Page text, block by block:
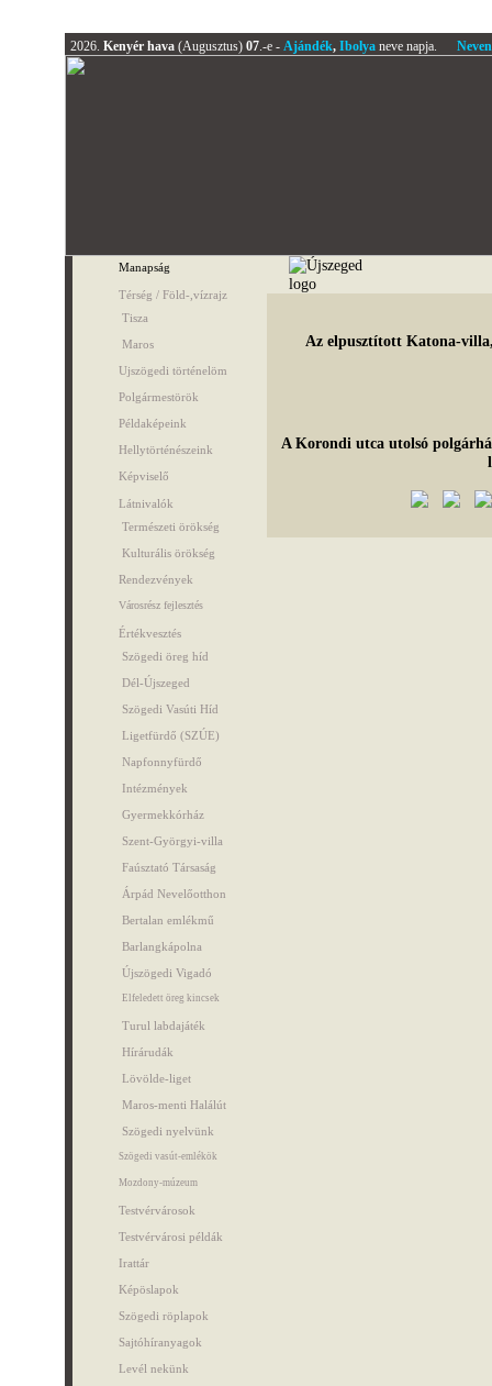
2026. Kenyér hava (Augusztus) 07.-e - Ajándék, Ibolyaneve napja.
Manapság
Térség / Föld-,vízrajz
Tisza
Maros
Ujszögedi történelöm
Polgármestörök
Példaképeink
Hellytörténészeink
Képviselő
Látnivalók
Természeti örökség
Kulturális örökség
Rendezvények
Városrész fejlesztés
Értékvesztés
Szögedi öreg híd
Dél-Újszeged
Szögedi Vasúti Híd
Ligetfürdő (SZÚE)
Napfonnyfürdő
Intézmények
Gyermekkórház
Szent-Györgyi-villa
Faúsztató Társaság
Árpád Nevelőotthon
Bertalan emlékmű
Barlangkápolna
Újszögedi Vigadó
Elfeledett öreg kincsek
Turul labdajáték
Hírárudák
Lövölde-liget
Maros-menti Halálút
Szögedi nyelvünk
Szögedi vasút-emlékök
Mozdony-múzeum
Testvérvárosok
Testvérvárosi példák
Irattár
Képöslapok
Szögedi röplapok
Sajtóhíranyagok
Levél nekünk
Az elpusztított Katona-
A Korondi utca utolsó